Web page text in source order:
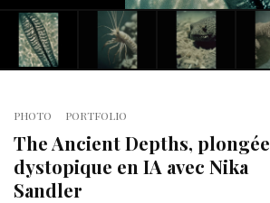
PHOTO PORTFOLIO
The Ancient Depths, plongée
dystopique en IA avec Nika
Sandler